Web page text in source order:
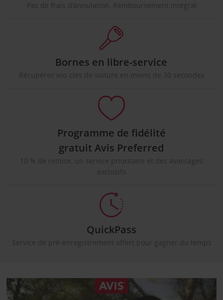
Pas de frais d’annulation, Remboursement intégral
Bornes en libre-service
Récupérez vos clés de voiture en moins de 30 secondes
Programme de fidélité
gratuit Avis Preferred
10 % de remise, un service prioritaire et des avantages
exclusifs
QuickPass
Service de pré-enregistrement offert pour gagner du temps